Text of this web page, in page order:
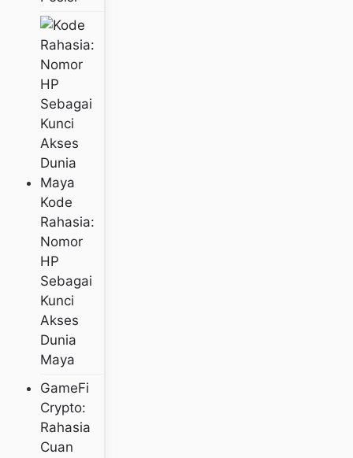
Kode
Rahasia:
Nomor
HP
Sebagai
Kunci
Akses
Dunia
Maya
GameFi
Crypto:
Rahasia
Cuan